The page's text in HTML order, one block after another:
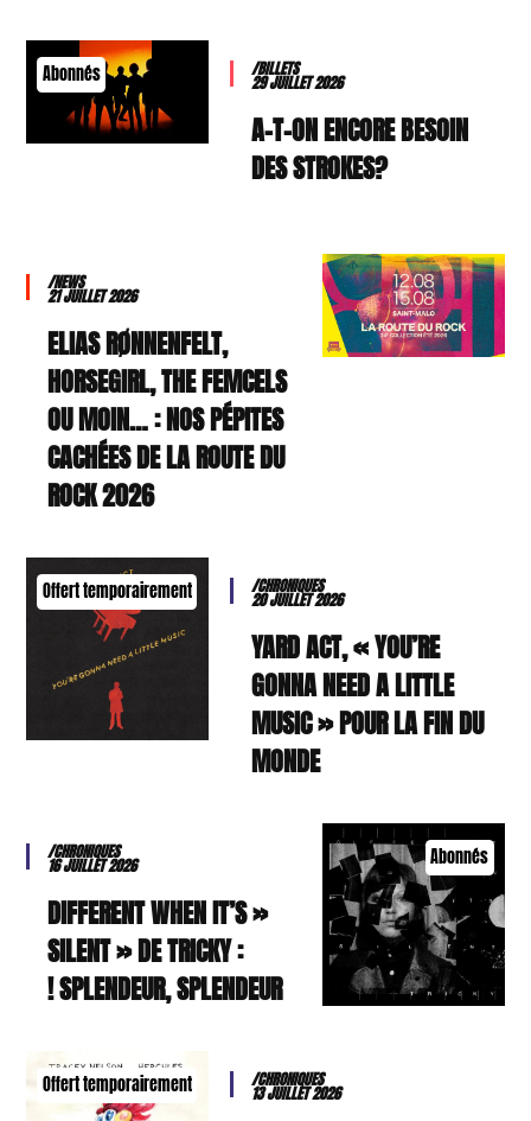
Abonnés /BILLETS
29 JUILLET 2026
A-T-ON ENCORE BESOIN
DES STROKES?
/NEWS
21 JUILLET 2026
ELIAS RØNNENFELT,
HORSEGIRL, THE FEMCELS
OU MOIN… : NOS PÉPITES
CACHÉES DE LA ROUTE DU
ROCK 2026
Offert temporairement /CHRONIQUES
20 JUILLET 2026
YARD ACT, « YOU’RE
GONNA NEED A LITTLE
MUSIC » POUR LA FIN DU
MONDE
Abonnés
/CHRONIQUES
16 JUILLET 2026
« DIFFERENT WHEN IT’S
SILENT » DE TRICKY :
SPLENDEUR, SPLENDEUR !
Offert temporairement /CHRONIQUES
13 JUILLET 2026